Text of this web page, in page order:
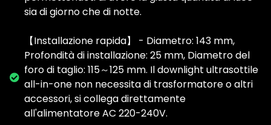
sia di giorno che di notte.
【Installazione rapida】 - Diametro: 143 mm,
Profondità di installazione: 25 mm, Diametro del
foro di taglio: 115～125 mm. Il downlight ultrasottile
all-in-one non necessita di trasformatore o altri
accessori, si collega direttamente
all'alimentatore AC 220-240V.